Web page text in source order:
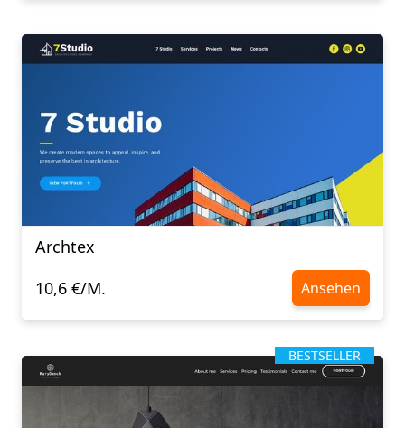
Archtex
10,6 €/M.
Ansehen
BESTSELLER